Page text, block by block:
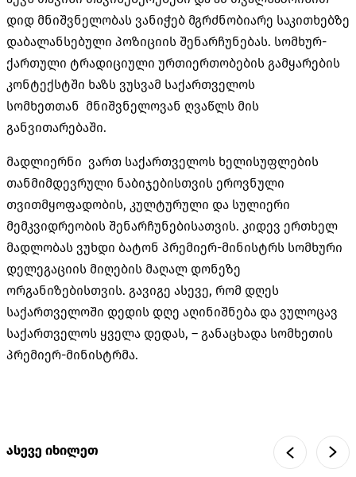
დიდ მნიშვნელობას ვანიჭებ მგრძნობიარე საკითხებზე
დაბალანსებული პოზიციის შენარჩუნებას. სომხურ-
ქართული ტრადიციული ურთიერთობების გამყარების
კონტექსტში ხაზს ვუსვამ საქართველოს
სომხეთთან მნიშვნელოვან ღვაწლს მის
განვითარებაში.
მადლიერნი ვართ საქართველოს ხელისუფლების
თანმიმდევრული ნაბიჯებისთვის ეროვნული
თვითმყოფადობის, კულტურული და სულიერი
მემკვიდრეობის შენარჩუნებისათვის. კიდევ ერთხელ
მადლობას ვუხდი ბატონ პრემიერ-მინისტრს სომხური
დელეგაციის მიღების მაღალ დონეზე
ორგანიზებისთვის. გავიგე ასევე, რომ დღეს
საქართველოში დედის დღე აღინიშნება და ვულოცავ
საქართველოს ყველა დედას, – განაცხადა სომხეთის
პრემიერ-მინისტრმა.
ასევე იხილეთ